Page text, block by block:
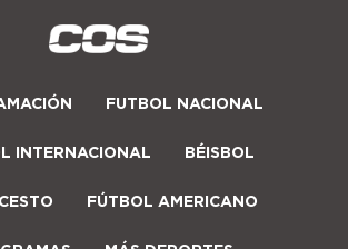
FUTBOL NACIONAL
INTERNACIONAL BÉISBOL
FÚTBOL AMERICANO